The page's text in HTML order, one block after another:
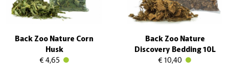
Back Zoo Nature Corn
Husk
€ 4,65
Back Zoo Nature
Discovery Bedding 10L
€ 10,40